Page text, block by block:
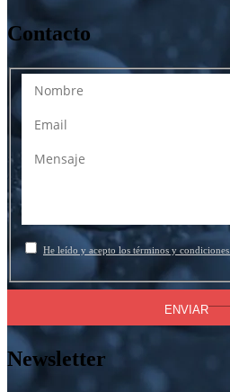
Contacto
He leído y acepto los términos y condiciones.
ENVIAR
Newsletter